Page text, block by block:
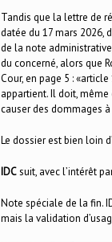
Tandis que la lettre de
datée du 17 mars 2026,
de la note
du concerné, alors que
Cour, en page 5 :
appartient. Il doit,
causer des dommages
Le dossier est bien loin
IDCsuit, avec l’intérêt
Note spéciale de la fin.
mais la validation